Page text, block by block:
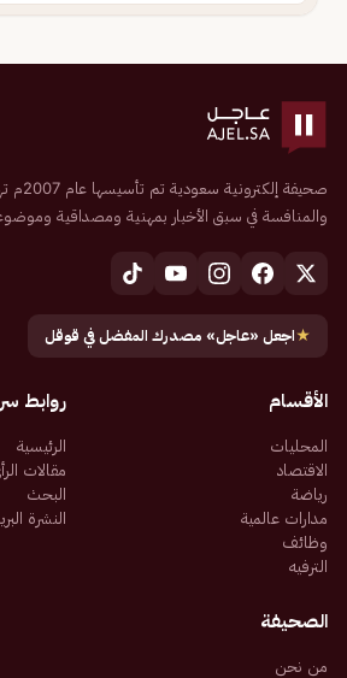
صحيفة
والمنافسة في سبق الأخبار بمهنية ومصداقية
★اجعل «عاجل» مصدرك المفضل في قوقل
الأقسام
المحليات
الاقتصاد
رياضة
مدارات عالمية
وظائف
الترفيه
روابط
الرئيسية
مقالات
البحث
النشرة
الصحيفة
من نحن